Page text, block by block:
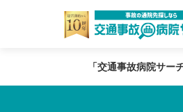
「交通事故病院サー